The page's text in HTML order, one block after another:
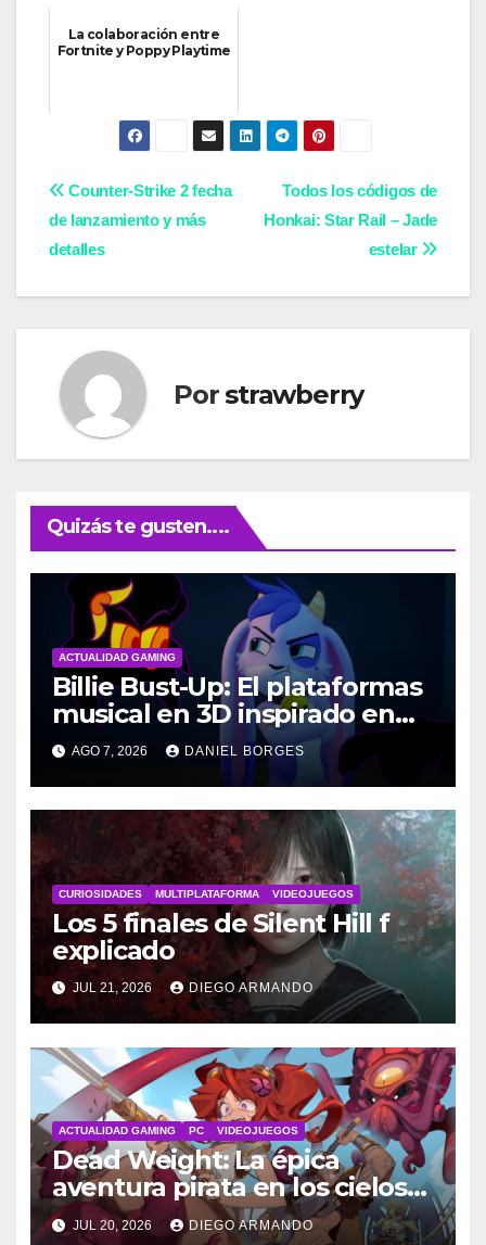
La colaboración entre
Fortnite y Poppy Playtime
Navegación
de
entradas
Todos los códigos de
Honkai: Star Rail – Jade
estelar
Counter-Strike 2 fecha
de lanzamiento y más
detalles
Porstrawberry
Quizás te gusten....
ACTUALIDAD GAMING
Billie Bust-Up: El plataformas
musical en 3D inspirado en
Disney
AGO 7, 2026 DANIEL BORGES
CURIOSIDADES MULTIPLATAFORMA VIDEOJUEGOS
Los 5 finales de Silent Hill f
explicado
JUL 21, 2026 DIEGO ARMANDO
ACTUALIDAD GAMING PC VIDEOJUEGOS
Dead Weight: La épica
aventura pirata en los cielos
steampunk
JUL 20, 2026 DIEGO ARMANDO